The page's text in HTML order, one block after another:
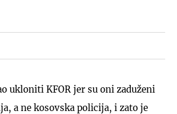
ukloniti KFOR jer su oni zaduženi
a ne kosovska policija, i zato je